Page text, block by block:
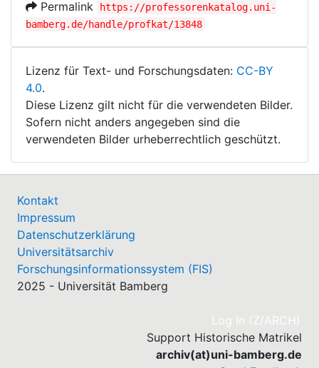
Permalink
https://professorenkatalog.uni-
bamberg.de/handle/profkat/13848
Lizenz für Text- und Forschungsdaten: CC-BY
4.0.
Diese Lizenz gilt nicht für die verwendeten Bilder.
Sofern nicht anders angegeben sind die
verwendeten Bilder urheberrechtlich geschützt.
Kontakt
Impressum
Datenschutzerklärung
Universitätsarchiv
Forschungsinformationssystem (FIS)
2025 - Universität Bamberg
Log In (Z/ARCH)
Support Historische Matrikel
archiv(at)uni-bamberg.de